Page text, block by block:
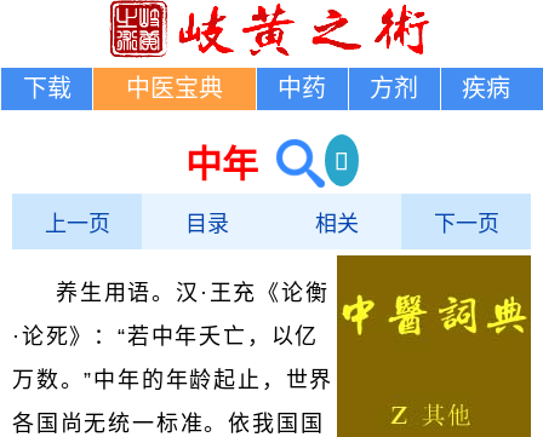
下载 中医宝典 中药 方剂 疾病
中年
上一页 目录 相关 下一页
养生用语。汉·王充《论衡
·论死》：“若中年夭亡，以亿
万数。”中年的年龄起止，世界
各国尚无统一标准。依我国国